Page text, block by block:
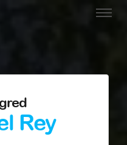
Rey